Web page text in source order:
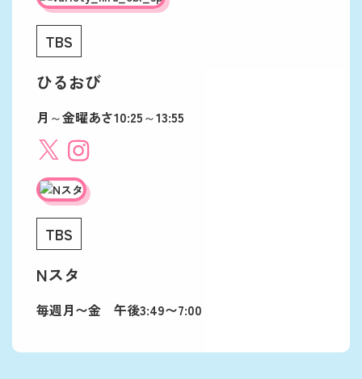
TBS
ひるおび
月～金曜あさ10:25～13:55
TBS
Nスタ
毎週月〜金 午後3:49〜7:00